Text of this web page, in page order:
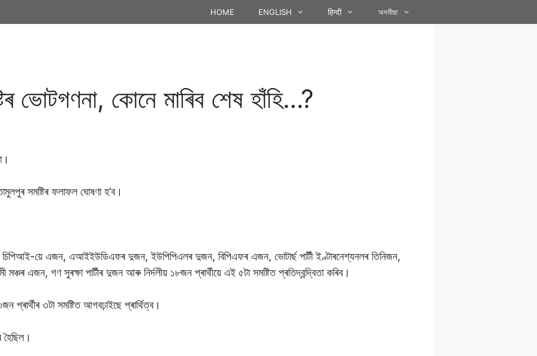
HOME ENGLISH हिन्दी অসমীয়া
ভোটগণনা, কোনে মাৰিব শেষ হাঁহি…?
সমষ্টিৰ ফলাফল ঘোষণা হ’ব।
চিপিআই-য়ে এজন, এআইইউডিএফৰ দুজন, ইউপিপিএলৰ দুজন, বিপিএফৰ এজন, ভোটাৰ্ছ পাৰ্টী ইণ্টাৰনেশ্যনলৰ তিনিজন,
এজন, গণ সুৰক্ষা পাৰ্টীৰ দুজন আৰু নিৰ্দলীয় ১৮জন প্ৰাৰ্থীয়ে এই ৫টা সমষ্টিত প্ৰতিদ্বন্দ্বিতা কৰিব।
প্ৰাৰ্থীৰ ৩টা সমষ্টিত আগবঢ়াইছে প্ৰাৰ্থিত্ব।